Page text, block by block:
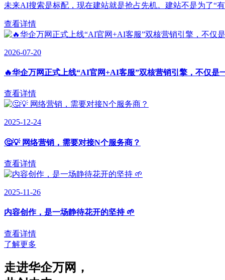
未来AI搜索是标配，现在建站就是抢占先机。建站不是为了“
查看详情
2026-07-20
🔥华企万网正式上线“AI官网+AI客服”双核营销引擎，不仅是
查看详情
2025-12-24
🤔💡 网络营销，需要对接N个服务商？
查看详情
2025-11-26
内容创作，是一场静待花开的坚持 🌱
查看详情
了解更多
走进华企万网 ，